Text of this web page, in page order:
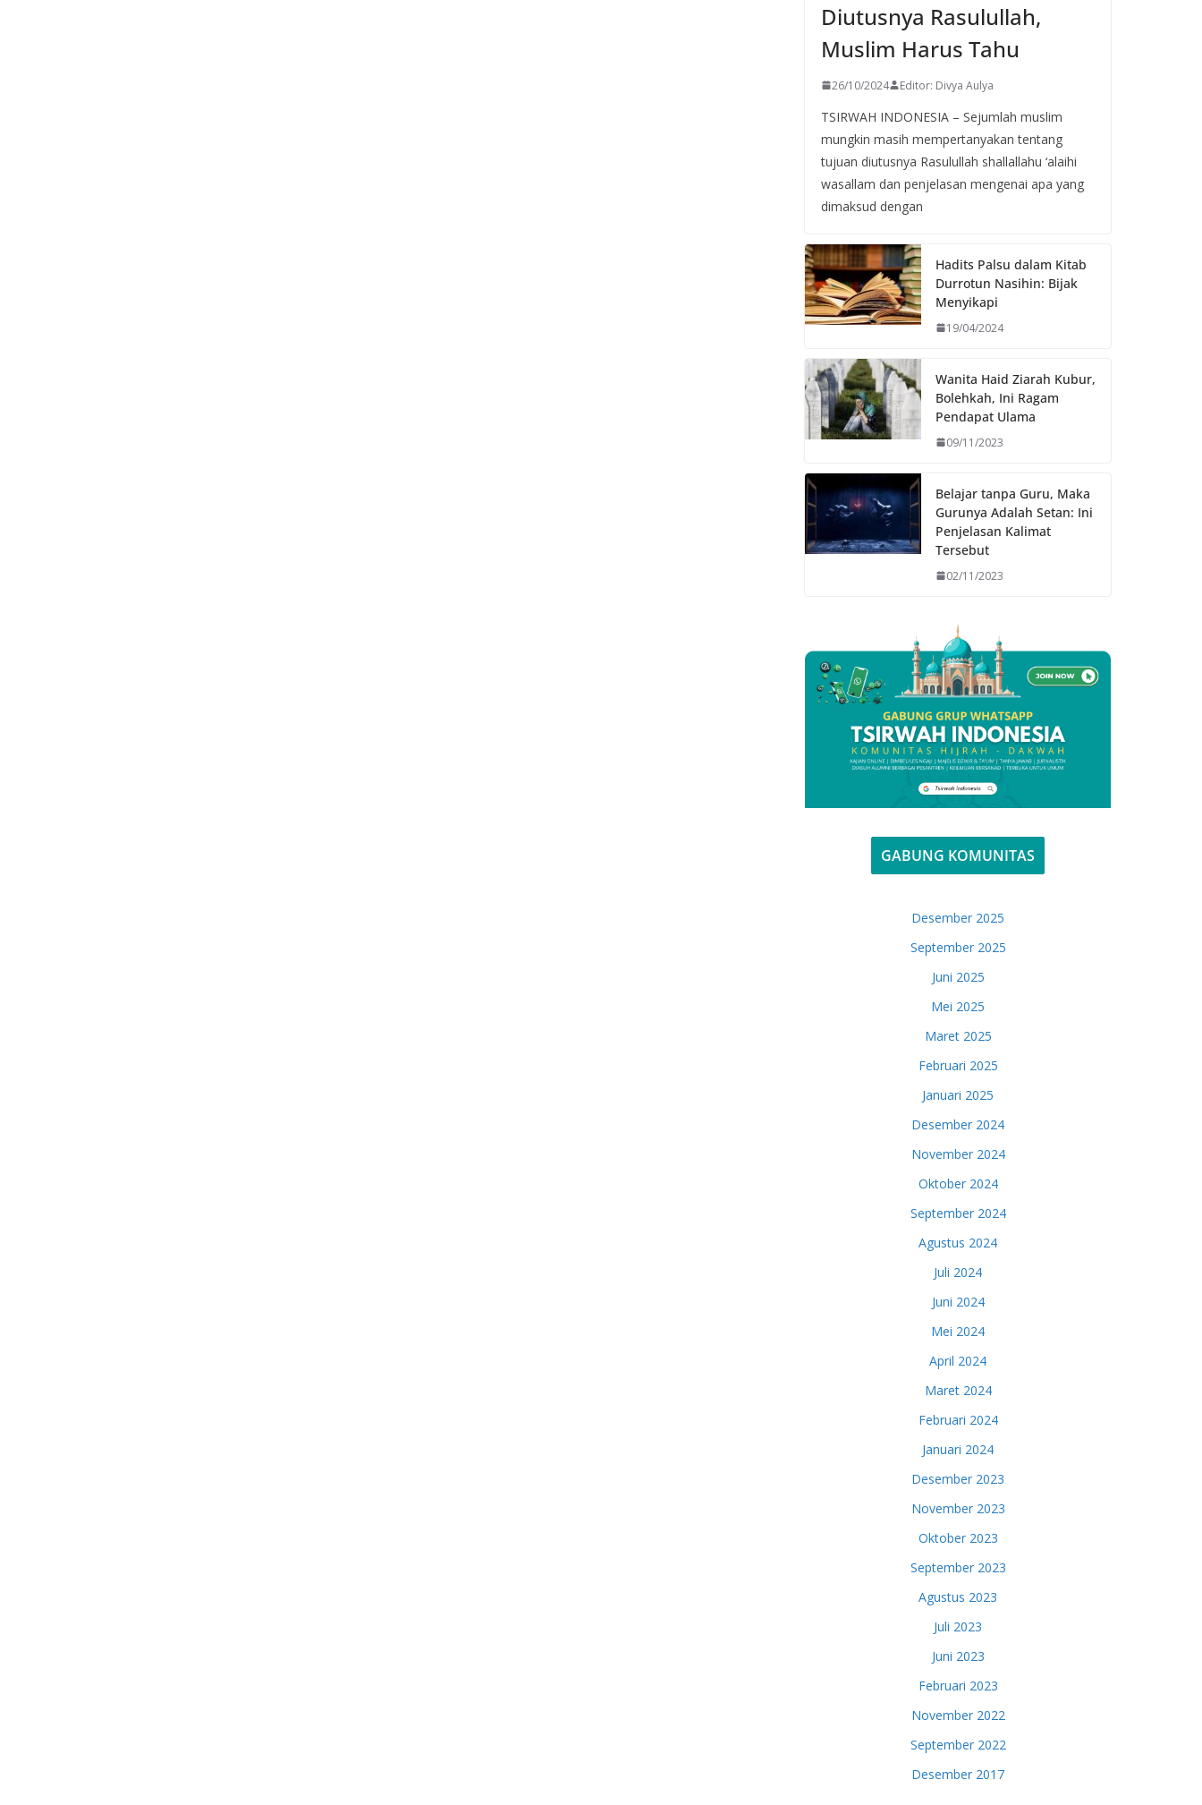
Diutusnya Rasulullah,
Muslim Harus Tahu
26/10/2024 Editor: Divya Aulya
TSIRWAH INDONESIA – Sejumlah muslim
mungkin masih mempertanyakan tentang
tujuan diutusnya Rasulullah shallallahu ‘alaihi
wasallam dan penjelasan mengenai apa yang
dimaksud dengan
Hadits Palsu dalam Kitab
Durrotun Nasihin: Bijak
Menyikapi
19/04/2024
Wanita Haid Ziarah Kubur,
Bolehkah, Ini Ragam
Pendapat Ulama
09/11/2023
Belajar tanpa Guru, Maka
Gurunya Adalah Setan: Ini
Penjelasan Kalimat
Tersebut
02/11/2023
GABUNG KOMUNITAS
Desember 2025
September 2025
Juni 2025
Mei 2025
Maret 2025
Februari 2025
Januari 2025
Desember 2024
November 2024
Oktober 2024
September 2024
Agustus 2024
Juli 2024
Juni 2024
Mei 2024
April 2024
Maret 2024
Februari 2024
Januari 2024
Desember 2023
November 2023
Oktober 2023
September 2023
Agustus 2023
Juli 2023
Juni 2023
Februari 2023
November 2022
September 2022
Desember 2017